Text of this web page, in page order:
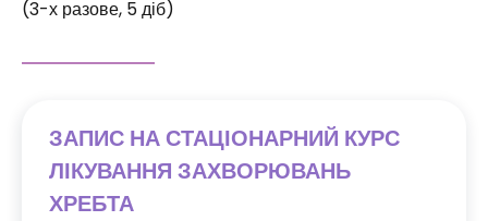
(3-х разове, 5 діб)
ЗАПИС НА СТАЦІОНАРНИЙ КУРС
ЛІКУВАННЯ ЗАХВОРЮВАНЬ
ХРЕБТА